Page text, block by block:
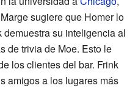
sugiere que Homer lo
su inteligencia al
de trivia de Moe. Esto le
los clientes del bar. Frink
amigos a los lugares más